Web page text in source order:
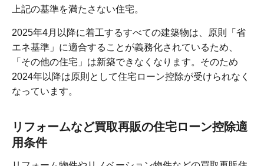
上記の基準を満たさない住宅。
2025年4月以降に着工するすべての建築物は、原則「省
エネ基準」に適合することが義務化されているため、
「その他の住宅」は新築できなくなります。そのため
2024年以降は原則として住宅ローン控除が受けられなく
なっています。
リフォームなど買取再販の住宅ローン控除適
用条件